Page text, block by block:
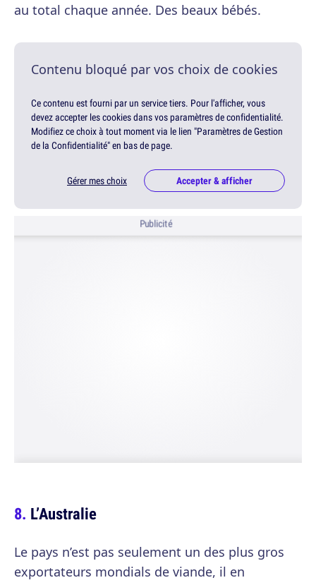
au total chaque année. Des beaux bébés.
Contenu bloqué par vos choix de cookies
Ce contenu est fourni par un service tiers. Pour l'afficher, vous
devez accepter les cookies dans vos paramètres de confidentialité.
Modifiez ce choix à tout moment via le lien "Paramètres de Gestion
de la Confidentialité" en bas de page.
Gérer mes choix Accepter & afficher
Publicité
L’Australie
Le pays n’est pas seulement un des plus gros
exportateurs mondials de viande, il en